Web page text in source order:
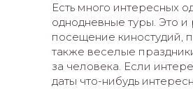
Есть много интересных
однодневные туры. Это
посещение киностудий,
также веселые
за человека. Если
даты что-нибудь